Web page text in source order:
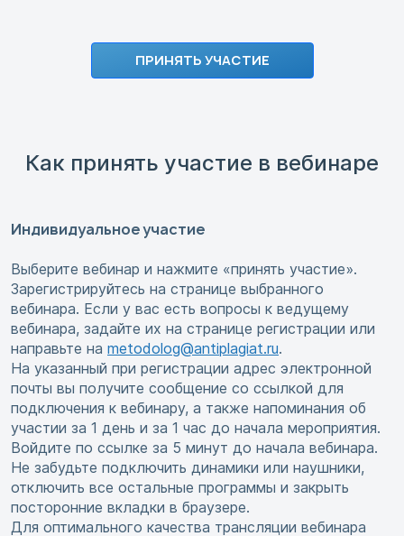
ПРИНЯТЬ УЧАСТИЕ
Как принять участие в вебинаре
Индивидуальное участие
Выберите вебинар и нажмите «принять участие».
Зарегистрируйтесь на странице выбранного
вебинара. Если у вас есть вопросы к ведущему
вебинара, задайте их на странице регистрации или
направьте на metodolog@antiplagiat.ru.
На указанный при регистрации адрес электронной
почты вы получите сообщение со ссылкой для
подключения к вебинару, а также напоминания об
участии за 1 день и за 1 час до начала мероприятия.
Войдите по ссылке за 5 минут до начала вебинара.
Не забудьте подключить динамики или наушники,
отключить все остальные программы и закрыть
посторонние вкладки в браузере.
Для оптимального качества трансляции вебинара